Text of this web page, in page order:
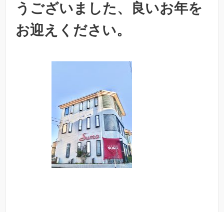
うございました、良いお年を
お迎えください。